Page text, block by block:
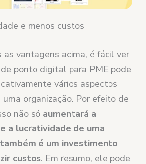
e menos custos
as vantagens acima, é fácil ver
ponto digital para PME pode
vários aspectos
organização. Por efeito de
não só aumentará a
a lucratividade de uma
é um investimento
custos. Em resumo, ele pode